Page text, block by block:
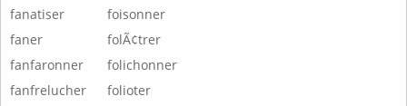
fanatiser
faner
fanfaronner
fanfrelucher
foisonner
folÃ¢trer
folichonner
folioter